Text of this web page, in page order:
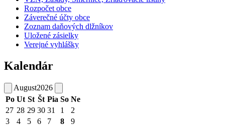
Rozpočet obce
Záverečné účty obce
Zoznam daňových dlžníkov
Uložené zásielky
Verejné vyhlášky
Kalendár
August2026
Po Ut St Št Pia So Ne
27 28 29 30 31 1
2
3
4 5 6 7 8
9